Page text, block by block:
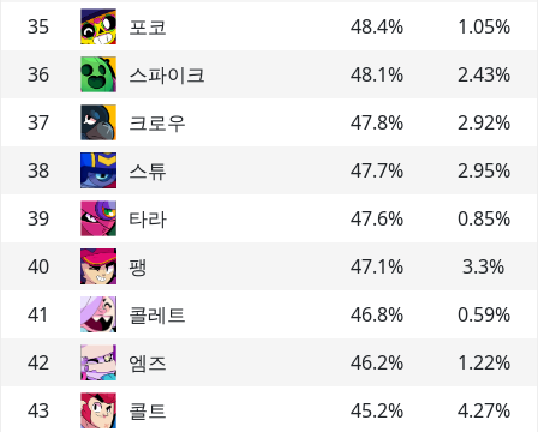
35
포코 48.4% 1.05%
36
스파이크 48.1% 2.43%
37
크로우 47.8% 2.92%
38
스튜 47.7% 2.95%
39
타라 47.6% 0.85%
40
팽 47.1% 3.3%
41
콜레트 46.8% 0.59%
42
엠즈 46.2% 1.22%
43
콜트 45.2% 4.27%